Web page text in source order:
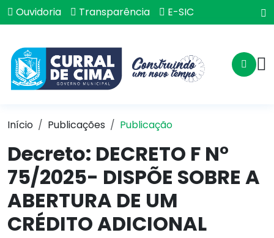
Ouvidoria Transparência E-SIC
Início Publicações Publicação
Decreto: DECRETO F N°
75/2025- DISPÕE SOBRE A
ABERTURA DE UM
CRÉDITO ADICIONAL